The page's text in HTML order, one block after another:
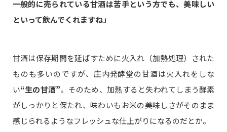
一般的に売られている甘酒は苦手という方でも、美味しい
といって飲んでくれますね」
甘酒は保存期間を延ばすために火入れ（加熱処理）された
ものも多いのですが、庄内発酵堂の甘酒は火入れをしな
い“生の甘酒”。そのため、加熱すると失われてしまう酵素
がしっかりと保たれ、味わいもお米の美味しさがそのまま
感じられるようなフレッシュな仕上がりになるのだとか。